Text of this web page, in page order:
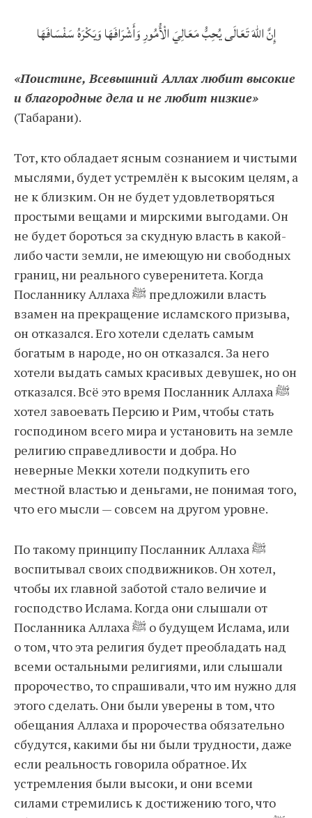
إِنَّ اللهَ تَعَالَى يُحِبُّ مَعَالِيَ الْأُمُورِ وَأَشْرَافَهَا وَيَكْرَهُ سَفْسَافَهَا
«Поистине, Всевышний Аллах любит высокие
и благородные дела и не любит низкие»
(Табарани).
Тот, кто обладает ясным сознанием и чистыми
мыслями, будет устремлён к высоким целям, а
не к близким. Он не будет удовлетворяться
простыми вещами и мирскими выгодами. Он
не будет бороться за скудную власть в какой-
либо части земли, не имеющую ни свободных
границ, ни реального суверенитета. Когда
Посланнику Аллаха ﷺ предложили власть
взамен на прекращение исламского призыва,
он отказался. Его хотели сделать самым
богатым в народе, но он отказался. За него
хотели выдать самых красивых девушек, но он
отказался. Всё это время Посланник Аллаха ﷺ
хотел завоевать Персию и Рим, чтобы стать
господином всего мира и установить на земле
религию справедливости и добра. Но
неверные Мекки хотели подкупить его
местной властью и деньгами, не понимая того,
что его мысли — совсем на другом уровне.
По такому принципу Посланник Аллаха ﷺ
воспитывал своих сподвижников. Он хотел,
чтобы их главной заботой стало величие и
господство Ислама. Когда они слышали от
Посланника Аллаха ﷺ о будущем Ислама, или
о том, что эта религия будет преобладать над
всеми остальными религиями, или слышали
пророчество, то спрашивали, что им нужно для
этого сделать. Они были уверены в том, что
обещания Аллаха и пророчества обязательно
сбудутся, какими бы ни были трудности, даже
если реальность говорила обратное. Их
устремления были высоки, и они всеми
силами стремились к достижению того, что